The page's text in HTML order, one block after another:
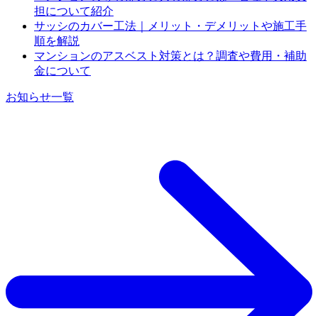
担について紹介
サッシのカバー工法｜メリット・デメリットや施工手
順を解説
マンションのアスベスト対策とは？調査や費用・補助
金について
お知らせ一覧